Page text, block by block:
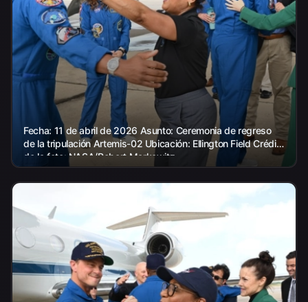
Fecha: 11 de abril de 2026 Asunto: Ceremonia de regreso
de la tripulación Artemis-02 Ubicación: Ellington Field Crédito
de la foto: NASA/Robert Markowitz